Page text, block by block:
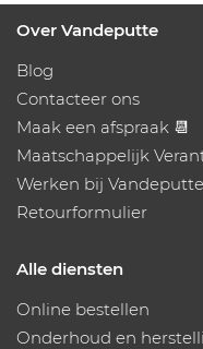
Over Vandeputte
Blog
Contacteer ons
Maak een afspraak 📆
Maatschappelijk
Werken bij Vandeputte
Retourformulier
Alle diensten
Online bestellen
Onderhoud en